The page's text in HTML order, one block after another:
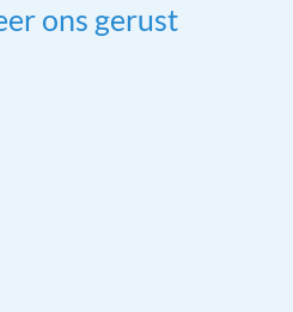
ons gerust